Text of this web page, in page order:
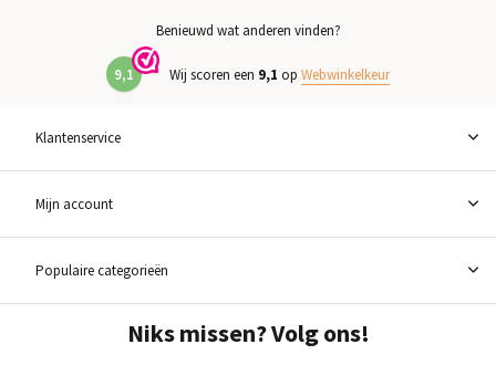
Benieuwd wat anderen vinden?
9,1 Wij scoren een 9,1 op Webwinkelkeur
Klantenservice
Mijn account
Populaire categorieën
Niks missen? Volg ons!